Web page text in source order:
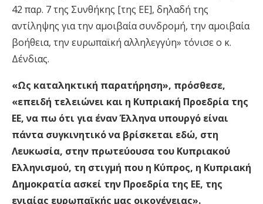
42 παρ. 7 της Συνθήκης [της ΕΕ], δηλαδή της
αντίληψης για την αμοιβαία συνδρομή, την αμοιβαία
βοήθεια, την ευρωπαϊκή αλληλεγγύη» τόνισε ο κ.
Δένδιας.
«Ως καταληκτική παρατήρηση», πρόσθεσε,
«επειδή τελειώνει και η Κυπριακή Προεδρία της
ΕΕ, να πω ότι για έναν Έλληνα υπουργό είναι
πάντα συγκινητικό να βρίσκεται εδώ, στη
Λευκωσία, στην πρωτεύουσα του Κυπριακού
Ελληνισμού, τη στιγμή που η Κύπρος, η Κυπριακή
Δημοκρατία ασκεί την Προεδρία της ΕΕ, της
ενιαίας ευρωπαϊκής μας οικογένειας».